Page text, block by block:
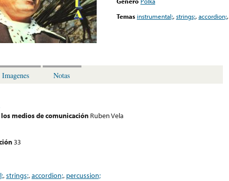
Temas instrumental;,strings;,accordion;,
Imagenes Notas
medios de comunicación Ruben Vela
33
,strings;,accordion;, percussion;